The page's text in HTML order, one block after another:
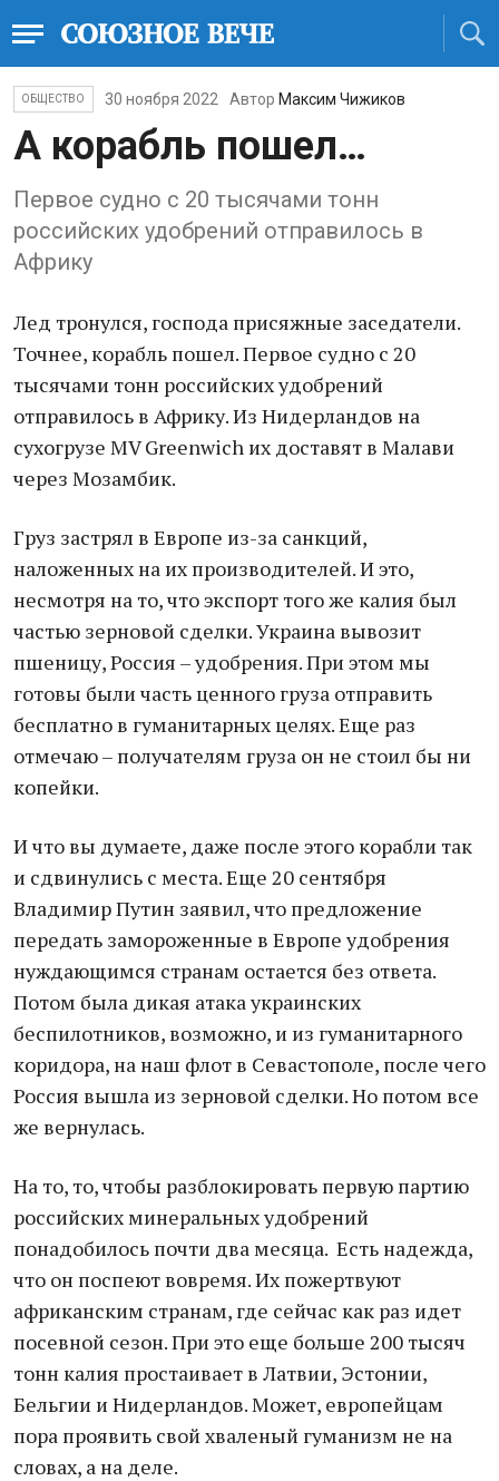
ОБЩЕСТВО 30 ноября 2022 Автор Максим Чижиков
А корабль пошел…
Первое судно с 20 тысячами тонн
российских удобрений отправилось в
Африку
Лед тронулся, господа присяжные заседатели.
Точнее, корабль пошел. Первое судно с 20
тысячами тонн российских удобрений
отправилось в Африку. Из Нидерландов на
сухогрузе MV Greenwich их доставят в Малави
через Мозамбик.
Груз застрял в Европе из-за санкций,
наложенных на их производителей. И это,
несмотря на то, что экспорт того же калия был
частью зерновой сделки. Украина вывозит
пшеницу, Россия – удобрения. При этом мы
готовы были часть ценного груза отправить
бесплатно в гуманитарных целях. Еще раз
отмечаю – получателям груза он не стоил бы ни
копейки.
И что вы думаете, даже после этого корабли так
и сдвинулись с места. Еще 20 сентября
Владимир Путин заявил, что предложение
передать замороженные в Европе удобрения
нуждающимся странам остается без ответа.
Потом была дикая атака украинских
беспилотников, возможно, и из гуманитарного
коридора, на наш флот в Севастополе, после чего
Россия вышла из зерновой сделки. Но потом все
же вернулась.
На то, то, чтобы разблокировать первую партию
российских минеральных удобрений
понадобилось почти два месяца. Есть надежда,
что он поспеют вовремя. Их пожертвуют
африканским странам, где сейчас как раз идет
посевной сезон. При это еще больше 200 тысяч
тонн калия простаивает в Латвии, Эстонии,
Бельгии и Нидерландов. Может, европейцам
пора проявить свой хваленый гуманизм не на
словах, а на деле.